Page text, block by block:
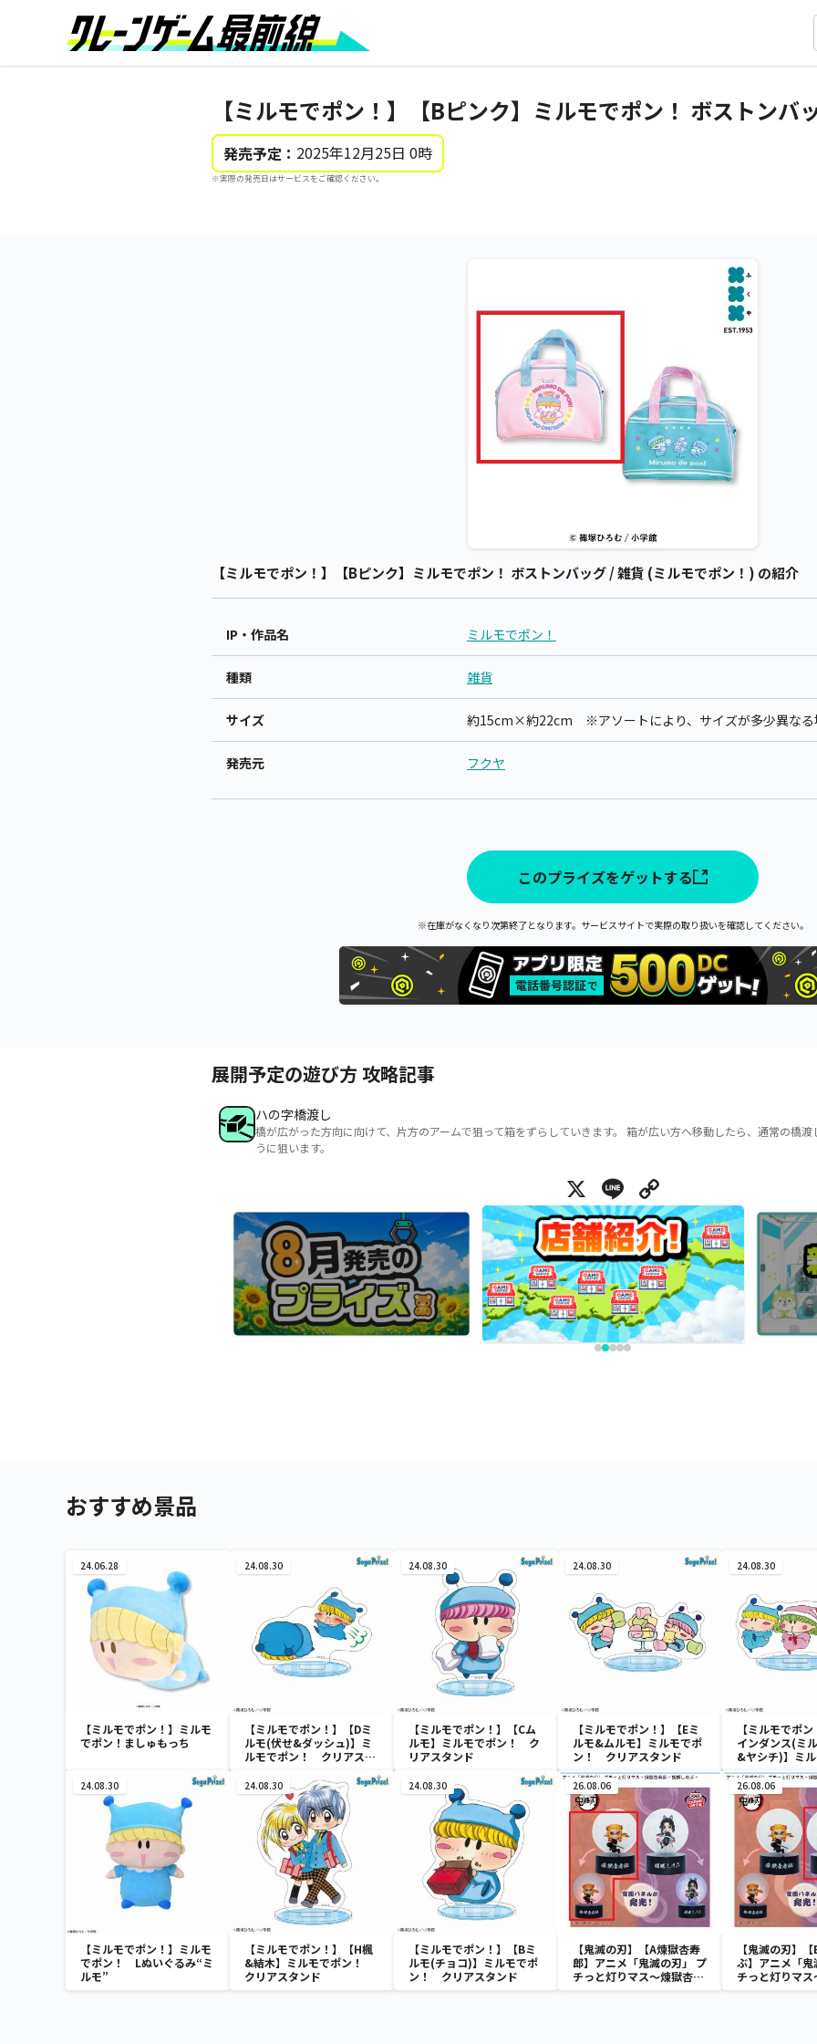
【ミルモでポン！】【Bピンク】ミルモでポン！ ボストンバ
発売予定： 2025年12月25日 0時
※実際の発売日はサービスをご確認ください。
【ミルモでポン！】【Bピンク】ミルモでポン！ ボストンバッグ / 雑貨 (ミルモでポン！) の紹介
IP・作品名 ミルモでポン！
種類 雑貨
サイズ 約15cm×約22cm ※アソートにより、サイズが多少異なる
発売元 フクヤ
このプライズをゲットする
※在庫がなくなり次第終了となります。サービスサイトで実際の取り扱いを確認してください。
展開予定の遊び方 攻略記事
ハの字橋渡し
橋が広がった方向に向けて、片方のアームで狙って箱をずらしていきます。 箱が広い方へ移動したら、通常の橋
うに狙います。
X Line
おすすめ景品
24.06.28
【ミルモでポン！】ミルモ
でポン！ましゅもっち
24.08.30
【ミルモでポン！】【Dミ
ルモ(伏せ&ダッシュ)】ミ
ルモでポン！ クリアスタ
24.08.30
【ミルモでポン！】【Cム
ルモ】ミルモでポン！ ク
リアスタンド
24.08.30
【ミルモでポン！】【Eミ
ルモ&ムルモ】ミルモでポ
ン！ クリアスタンド
24.08.30
【ミルモでポ
インダンス(ミ
&ヤシチ)】ミ
ン！ クリアス
24.08.30
【ミルモでポン！】ミルモ
でポン！ Lぬいぐるみ“ミ
ルモ”
24.08.30
【ミルモでポン！】【H楓
&結木】ミルモでポン！
クリアスタンド
24.08.30
【ミルモでポン！】【Bミ
ルモ(チョコ)】ミルモでポ
ン！ クリアスタンド
26.08.06
【鬼滅の刃】【A煉獄杏寿
郎】アニメ「鬼滅の刃」 プ
チっと灯りマス～煉獄杏寿
郎・胡蝶しのぶ～
26.08.06
【鬼滅の刃】
ぶ】アニメ「鬼
チっと灯りマス
郎・胡蝶しのぶ